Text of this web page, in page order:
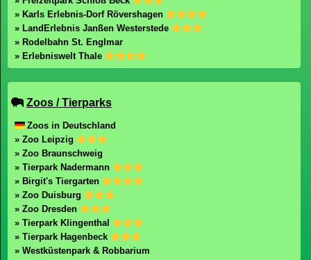
» Karls Erlebnis-Dorf Rövershagen
» LandErlebnis Janßen Westerstede
» Rodelbahn St. Englmar
» Erlebniswelt Thale
Zoos / Tierparks
Zoos in Deutschland
» Zoo Leipzig
» Zoo Braunschweig
» Tierpark Nadermann
» Birgit's Tiergarten
» Zoo Duisburg
» Zoo Dresden
» Tierpark Klingenthal
» Tierpark Hagenbeck
» Westküstenpark & Robbarium